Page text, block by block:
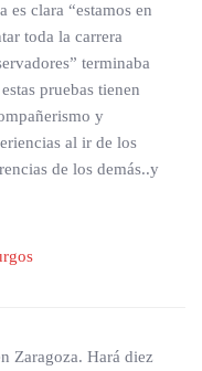
es clara “estamos en
toda la carrera
terminaba
pruebas tienen
y
al ir de los
de los demás..y
Zaragoza. Hará diez